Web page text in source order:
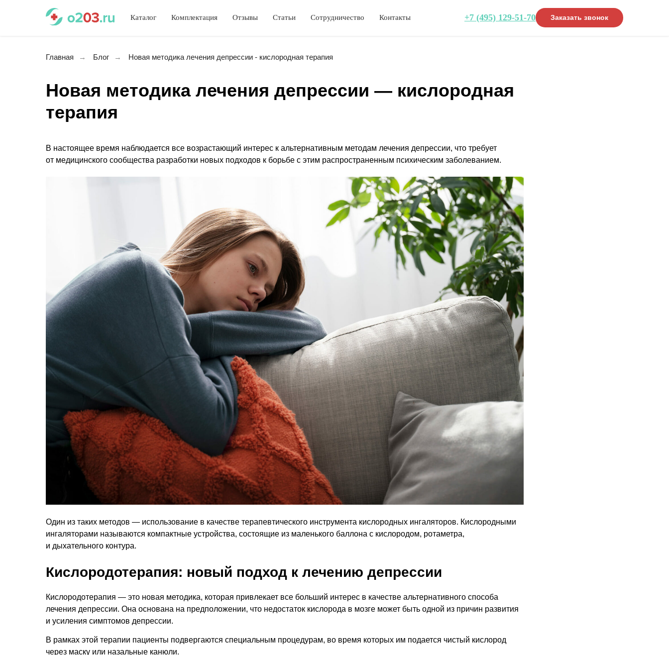
Каталог Комплектация Отзывы Статьи Сотрудничество Контакты +7 (495) 129-51-70 Заказать звонок
Главная → Блог → Новая методика лечения депрессии - кислородная терапия
Новая методика лечения депрессии — кислородная
терапия
В настоящее время наблюдается все возрастающий интерес к альтернативным методам лечения депрессии, что требует
от медицинского сообщества разработки новых подходов к борьбе с этим распространенным психическим заболеванием.
Один из таких методов — использование в качестве терапевтического инструмента кислородных ингаляторов. Кислородными
ингаляторами называются компактные устройства, состоящие из маленького баллона с кислородом, ротаметра,
и дыхательного контура.
Кислородотерапия: новый подход к лечению депрессии
Кислородотерапия — это новая методика, которая привлекает все больший интерес в качестве альтернативного способа
лечения депрессии. Она основана на предположении, что недостаток кислорода в мозге может быть одной из причин развития
и усиления симптомов депрессии.
В рамках этой терапии пациенты подвергаются специальным процедурам, во время которых им подается чистый кислород
через маску или назальные канюли.